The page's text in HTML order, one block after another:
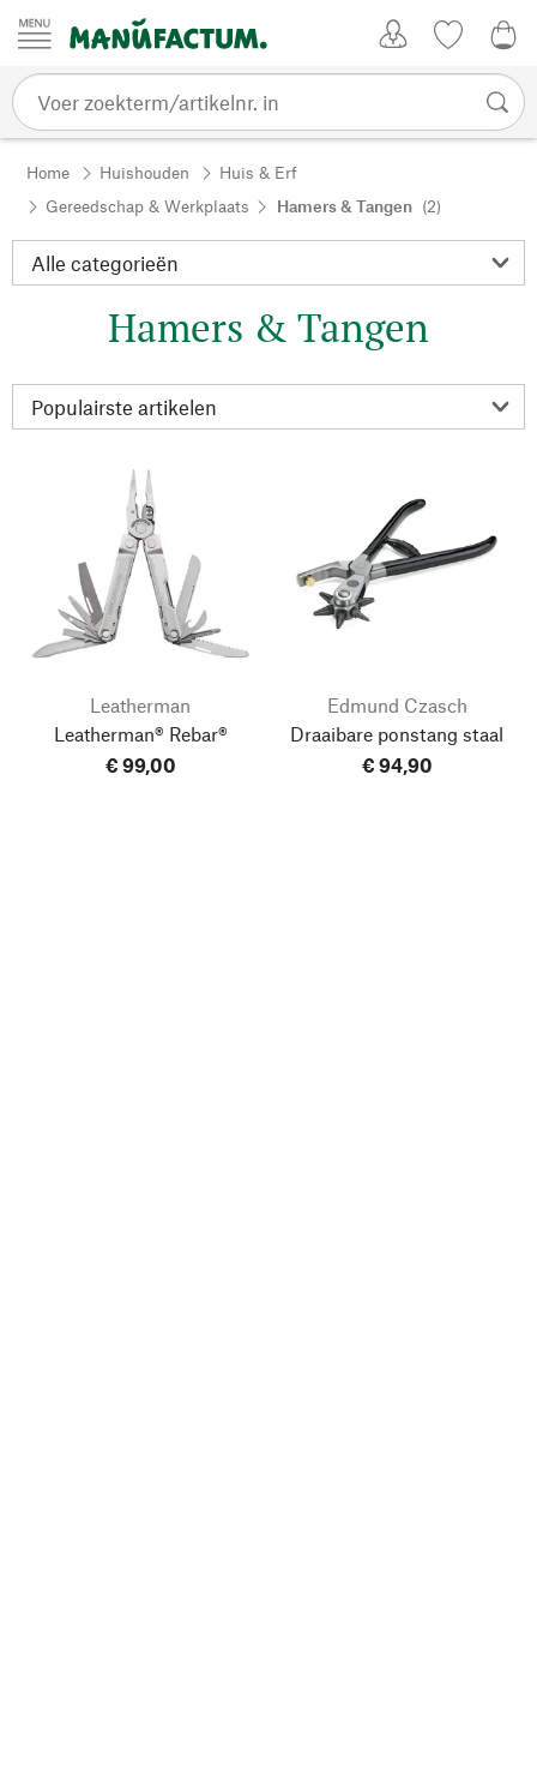
Passer au contenu
Home Huishouden
Huis & Erf
Gereedschap & Werkplaats
Hamers & Tangen (2)
Hamers & Tangen
Leatherman
Leatherman® Rebar®
€ 99,00
Edmund Czasch
Draaibare ponstang staal
€ 94,90